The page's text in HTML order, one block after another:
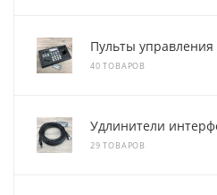
Пульты
40 ТОВАРОВ
Удлинители
29 ТОВАРОВ